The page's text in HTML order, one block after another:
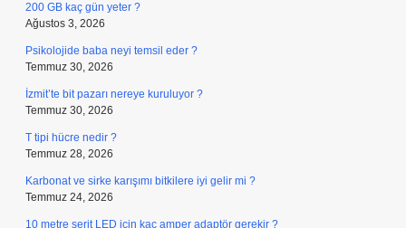
200 GB kaç gün yeter ?
Ağustos 3, 2026
Psikolojide baba neyi temsil eder ?
Temmuz 30, 2026
İzmit’te bit pazarı nereye kuruluyor ?
Temmuz 30, 2026
T tipi hücre nedir ?
Temmuz 28, 2026
Karbonat ve sirke karışımı bitkilere iyi gelir mi ?
Temmuz 24, 2026
10 metre şerit LED için kaç amper adaptör gerekir ?